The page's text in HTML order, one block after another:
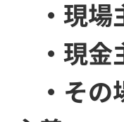
・現場
・現金
・その